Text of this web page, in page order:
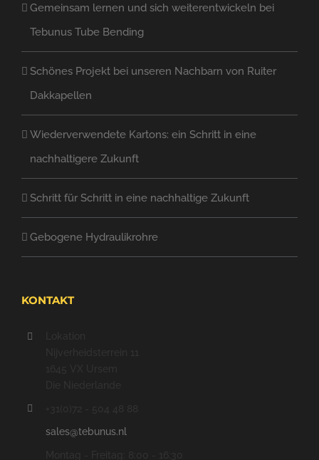
Gemeinsam lernen und sich weiterentwickeln bei
Tebunus Tube Bending
Schönes Projekt bei unseren Nachbarn von Ruiter
Dakkapellen
Wiederverwendete Kartons: ein Schritt in eine
nachhaltigere Zukunft
Schritt für Schritt in eine nachhaltige Zukunft
Gebogene Hydraulikrohre
KONTAKT
sales@tebunus.nl